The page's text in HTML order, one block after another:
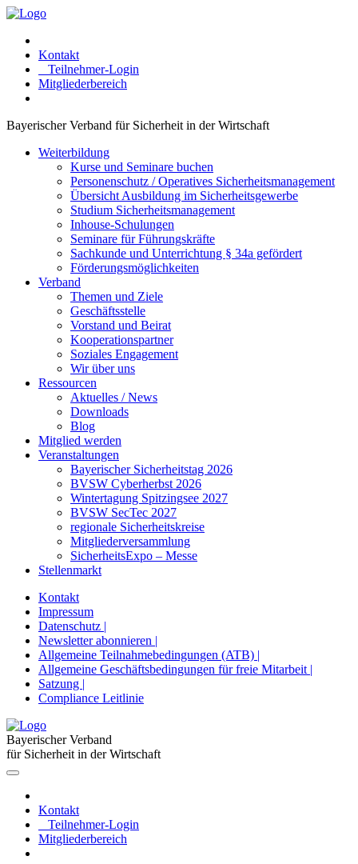
Kontakt
Teilnehmer-Login
Mitgliederbereich
Bayerischer Verband für Sicherheit in der Wirtschaft
Weiterbildung
Kurse und Seminare buchen
Personenschutz / Operatives Sicherheitsmanagement
Übersicht Ausbildung im Sicherheitsgewerbe
Studium Sicherheitsmanagement
Inhouse-Schulungen
Seminare für Führungskräfte
Sachkunde und Unterrichtung § 34a gefördert
Förderungsmöglichkeiten
Verband
Themen und Ziele
Geschäftsstelle
Vorstand und Beirat
Kooperationspartner
Soziales Engagement
Wir über uns
Ressourcen
Aktuelles / News
Downloads
Blog
Mitglied werden
Veranstaltungen
Bayerischer Sicherheitstag 2026
BVSW Cyberherbst 2026
Wintertagung Spitzingsee 2027
BVSW SecTec 2027
regionale Sicherheitskreise
Mitgliederversammlung
SicherheitsExpo – Messe
Stellenmarkt
Kontakt
Impressum
Datenschutz |
Newsletter abonnieren |
Allgemeine Teilnahmebedingungen (ATB) |
Allgemeine Geschäftsbedingungen für freie Mitarbeit |
Satzung |
Compliance Leitlinie
Bayerischer Verband
für Sicherheit in der Wirtschaft
Kontakt
Teilnehmer-Login
Mitgliederbereich